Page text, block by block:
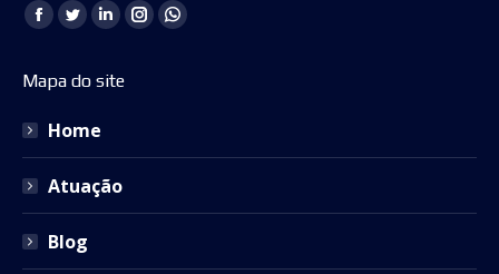
Encontre-nos em:
Facebook
opens
new
Twitter
opens
new
Linkedin
opens
InstagramWhatsapp
Mapa do site
Home
Atuação
Blog